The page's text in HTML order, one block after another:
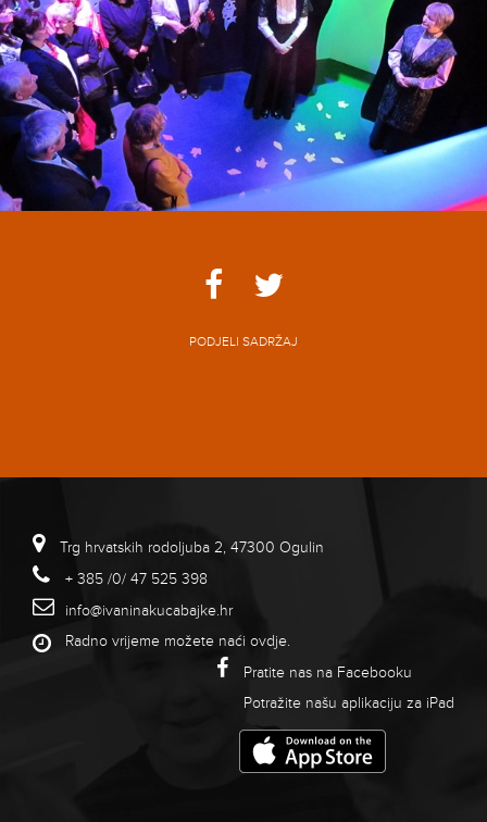
PODJELI SADRŽAJ
Trg hrvatskih rodoljuba 2, 47300 Ogulin
+ 385 /0/ 47 525 398
info@ivaninakucabajke.hr
Radno vrijeme možete naći ovdje.
Pratite nas na Facebooku
Potražite našu aplikaciju za iPad